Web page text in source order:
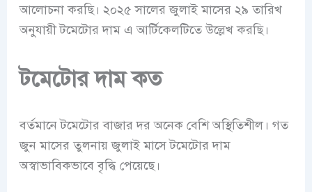
আলোচনা করছি। ২০২৫ সালের জুলাই মাসের ২৯ তারিখ
অনুযায়ী টমেটোর দাম এ আর্টিকেলটিতে উল্লেখ করছি।
টমেটোর দাম কত
বর্তমানে টমেটোর বাজার দর অনেক বেশি অস্থিতিশীল। গত
জুন মাসের তুলনায় জুলাই মাসে টমেটোর দাম
অস্বাভাবিকভাবে বৃদ্ধি পেয়েছে।